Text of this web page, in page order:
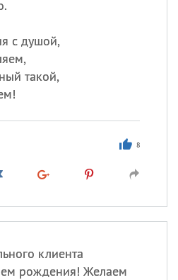
с душой,
такой,
8
клиента
рождения! Желаем